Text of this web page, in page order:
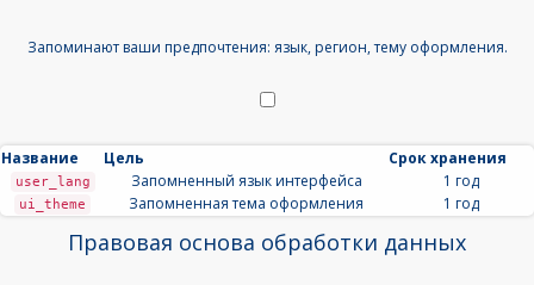
Запоминают ваши предпочтения: язык, регион, тему оформления.
Название Цель Срок хранения
user_lang Запомненный язык интерфейса 1 год
ui_theme Запомненная тема оформления 1 год
Правовая основа обработки данных